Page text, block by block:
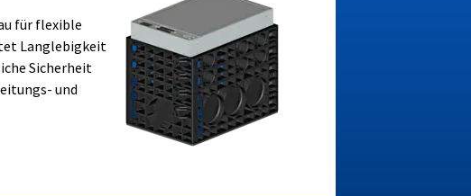
für flexible
Langlebigkeit
Sicherheit
und